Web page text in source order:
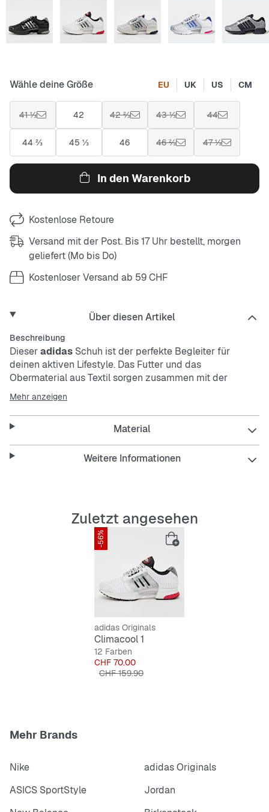
Wähle deine Größe EU UK US CM
41 ⅓ 42 42 ⅔ 43 ⅓ 44
44 ⅔ 45 ⅓ 46 46 ⅔ 47 ⅓
In den Warenkorb
Kostenlose Retoure
Versand mit der Post. Bis 17 Uhr bestellt, morgen
geliefert (Mo bis Do)
Kostenloser Versand ab 59 CHF
Über diesen Artikel
Beschreibung
Dieseradidas Schuh ist der perfekte Begleiter für
deinen aktiven Lifestyle. Das Futter und das
Obermaterial aus Textil sorgen zusammen mit der
perforierten Zwischensohle für eine optimale
Luftzirkulation und garantieren ein frisches Tragegefühl.
Außerdem garantiert die Gummiaußensohle optimale
Traktion. So bist du für jedes City-Abenteuer gerüstet.
Features:
Textilfutter
Gummiaußensohle
Mehr anzeigen
Material
Weitere Informationen
Zuletzt angesehen
-56%
adidas Originals
Climacool 1
12 Farben
Preis
CHF 70.00
Originalpreis
CHF 159.90
Mehr Brands
Nike
adidas Originals
ASICS SportStyle
Jordan